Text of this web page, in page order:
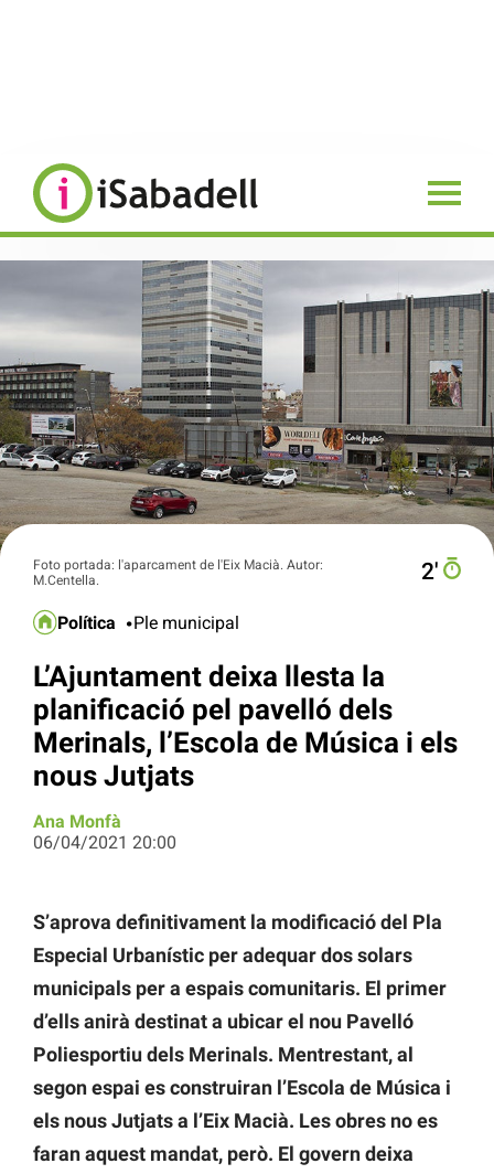
Foto portada: l'aparcament de l'Eix Macià. Autor:
M.Centella.
2′
Política Ple municipal
L’Ajuntament deixa llesta la
planificació pel pavelló dels
Merinals, l’Escola de Música i els
nous Jutjats
Ana Monfà
06/04/2021 20:00
S’aprova definitivament la modificació del Pla
Especial Urbanístic per adequar dos solars
municipals per a espais comunitaris. El primer
d’ells anirà destinat a ubicar el nou Pavelló
Poliesportiu dels Merinals. Mentrestant, al
segon espai es construiran l’Escola de Música i
els nous Jutjats a l’Eix Macià. Les obres no es
faran aquest mandat, però. El govern deixa